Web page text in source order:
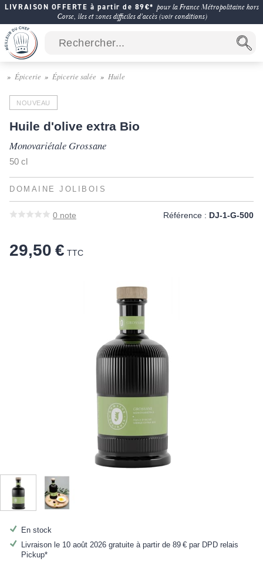
LIVRAISON OFFERTE à partir de 89€* pour la France Métropolitaine hors
Corse, îles et zones difficiles d'accès (voir conditions)
Épicerie Épicerie salée Huile
NOUVEAU
Huile d'olive extra Bio
Monovariétale Grossane
50 cl
DOMAINE JOLIBOIS
0 note Référence : DJ-1-G-500
29,50 € TTC
En stock
Livraison le 10 août 2026 gratuite à partir de 89 €par DPD relais
Pickup*